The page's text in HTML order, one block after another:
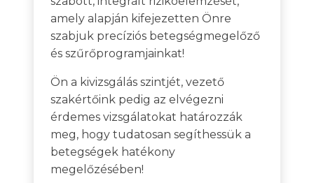
amely alapján kifejezetten Önre
szabjuk precíziós betegségmegelőző
és szűrőprogramjainkat!
Ön a kivizsgálás szintjét, vezető
szakértőink pedig az elvégezni
érdemes vizsgálatokat határozzák
meg, hogy tudatosan segíthessük a
betegségek hatékony
megelőzésében!